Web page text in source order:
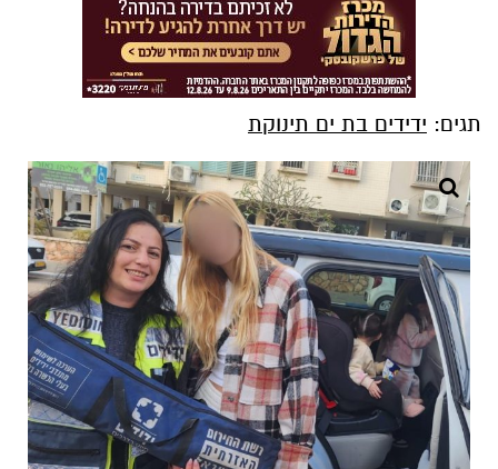
תגים: ידידים בת ים תינוקת